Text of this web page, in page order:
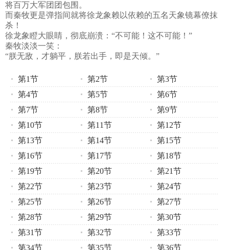
将百万大军团团包围。
而秦牧更是弹指间就将徐龙象赖以依赖的五名天象镜幕僚抹
杀！
徐龙象瞪大眼睛，彻底崩溃：“不可能！这不可能！”
秦牧淡淡一笑：
“朕无敌，才躺平，朕若出手，即是天倾。”
第1节 第2节
第3节
第4节
第5节
第6节
第7节
第8节
第9节
第10节
第11节
第12节
第13节
第14节
第15节
第16节
第17节
第18节
第19节
第20节
第21节
第22节
第23节
第24节
第25节
第26节
第27节
第28节
第29节
第30节
第31节
第32节
第33节
第34节
第35节
第36节